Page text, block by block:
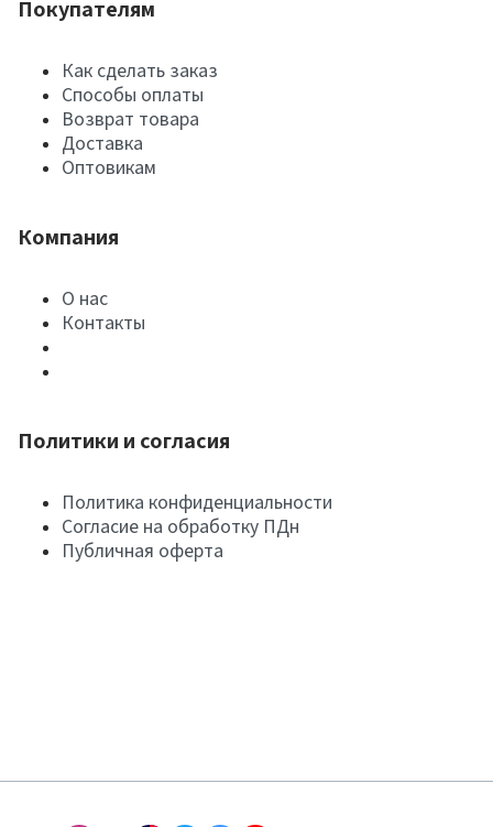
Покупателям
Как сделать заказ
Способы оплаты
Возврат товара
Доставка
Оптовикам
Компания
О нас
Контакты
Политики и согласия
Политика конфиденциальности
Согласие на обработку ПДн
Публичная оферта